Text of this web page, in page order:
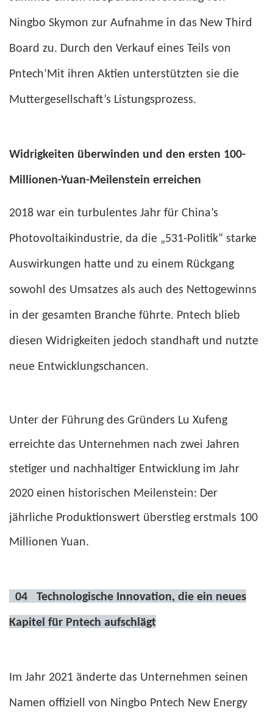
Ningbo Skymon zur Aufnahme in das New Third
Board zu. Durch den Verkauf eines Teils von
Pntech’Mit ihren Aktien unterstützten sie die
Muttergesellschaft’s Listungsprozess.
Widrigkeiten überwinden und den ersten 100-
Millionen-Yuan-Meilenstein erreichen
2018 war ein turbulentes Jahr für China’s
Photovoltaikindustrie, da die „531-Politik“ starke
Auswirkungen hatte und zu einem Rückgang
sowohl des Umsatzes als auch des Nettogewinns
in der gesamten Branche führte. Pntech blieb
diesen Widrigkeiten jedoch standhaft und nutzte
neue Entwicklungschancen.
Unter der Führung des Gründers Lu Xufeng
erreichte das Unternehmen nach zwei Jahren
stetiger und nachhaltiger Entwicklung im Jahr
2020 einen historischen Meilenstein: Der
jährliche Produktionswert überstieg erstmals 100
Millionen Yuan.
04 Technologische Innovation, die ein neues
Kapitel für Pntech aufschlägt
Im Jahr 2021 änderte das Unternehmen seinen
Namen offiziell von Ningbo Pntech New Energy